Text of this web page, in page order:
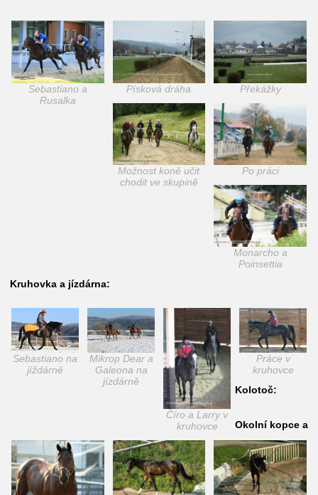
Sebastiano a
Rusalka
Písková dráha Překážky
Možnost koně učit
chodit ve skupině
Po práci
Monarcho a
Poinsettia
Kruhovka a jízdárna:
Sebastiano na
jíždárně
Mikrop Dear a
Galeona na
jízdárně
Číro a Larry v
kruhovce
Práce v
kruhovce
Kolotoč:
Okolní kopce a